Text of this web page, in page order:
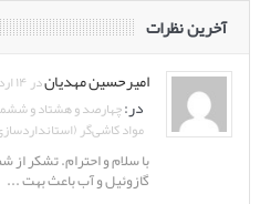
آخرین نظرات
امیرحسین مهدیاندر ۱۴ اردیبهشت
در:چهارصد و هشتاد و
مواد کاشی‌گر
با سلام و احترام. تشکر از
گازوئیل و آب باعث بهت ...